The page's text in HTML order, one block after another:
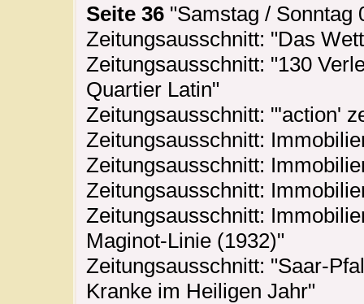
Seite 36 "Samstag / Sonntag
Zeitungsausschnitt: "Das
Zeitungsausschnitt: "130
Quartier Latin"
Zeitungsausschnitt: "'action'
Zeitungsausschnitt:
Zeitungsausschnitt:
Zeitungsausschnitt:
Zeitungsausschnitt:
Maginot-Linie (1932)"
Zeitungsausschnitt: "Saar-
Kranke im Heiligen Jahr"